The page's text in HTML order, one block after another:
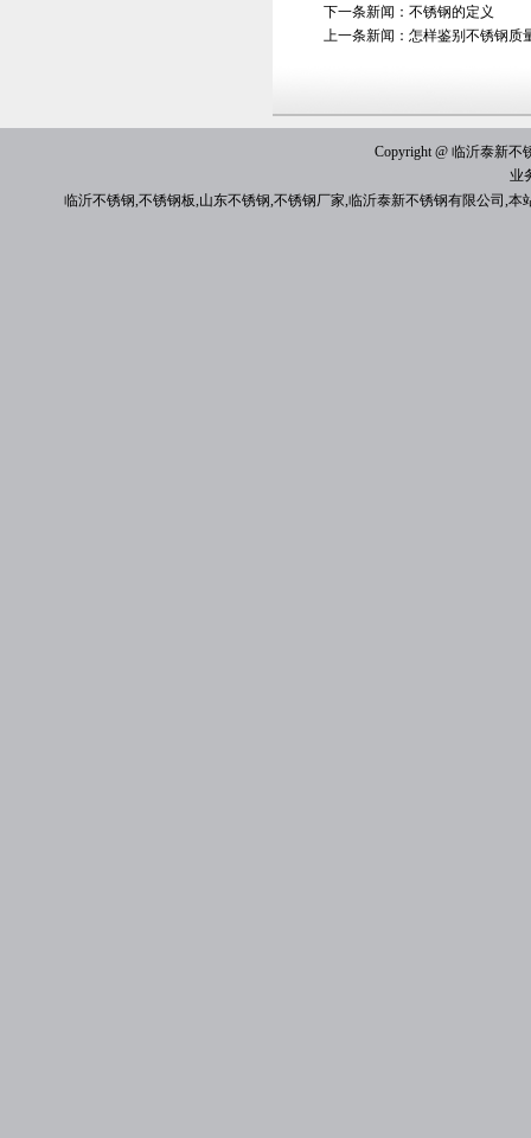
下一条新闻： 不锈钢的定义
上一条新闻： 怎样鉴别不锈钢质
Copyright @ 临沂泰新不
业
临沂不锈钢,不锈钢板,山东不锈钢,不锈钢厂家,临沂泰新不锈钢有限公司,本